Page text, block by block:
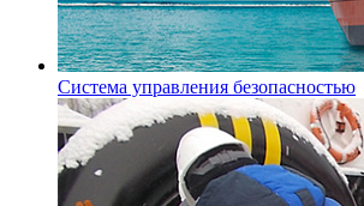
Система управления безопасностью